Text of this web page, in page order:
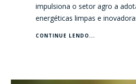
impulsiona o setor agro a
energéticas limpas e
CONTINUE LENDO...